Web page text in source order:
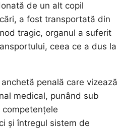
de un alt copil
a fost transportată din
tragic, organul a suferit
ceea ce a dus la
penală care vizează
medical, punând sub
și întregul sistem de